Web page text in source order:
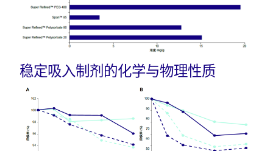
稳定吸入制剂的化学与物理性质